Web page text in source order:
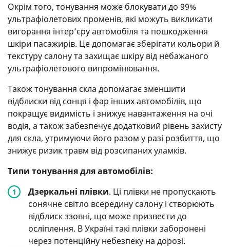
Окрім того, тонування може блокувати до 99%
ультрафіолетових променів, які можуть викликати
вигорання інтер’єру автомобіля та пошкодження
шкіри пасажирів. Це допомагає зберігати кольори й
текстуру салону та захищає шкіру від небажаного
ультрафіолетового випромінювання.
Також тонування скла допомагає зменшити
відблиски від сонця і фар інших автомобілів, що
покращує видимість і знижує навантаження на очі
водія, а також забезпечує додатковий рівень захисту
для скла, утримуючи його разом у разі розбиття, що
знижує ризик травм від розсипаних уламків.
Типи тонування для автомобілів:
Дзеркальні плівки. Ці плівки не пропускають
сонячне світло всередину салону і створюють
відблиск ззовні, що може призвести до
осліплення. В Україні такі плівки заборонені
через потенційну небезпеку на дорозі.